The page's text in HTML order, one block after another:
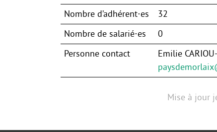
Nombre d’adhérent⋅es
32
Nombre de salarié⋅es
0
Personne contact
Emilie
Mise à jour